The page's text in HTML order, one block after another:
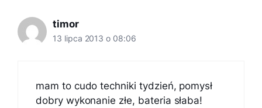
timor
13 lipca 2013 o 08:06
mam to cudo techniki tydzień, pomysł
dobry wykonanie złe, bateria słaba!